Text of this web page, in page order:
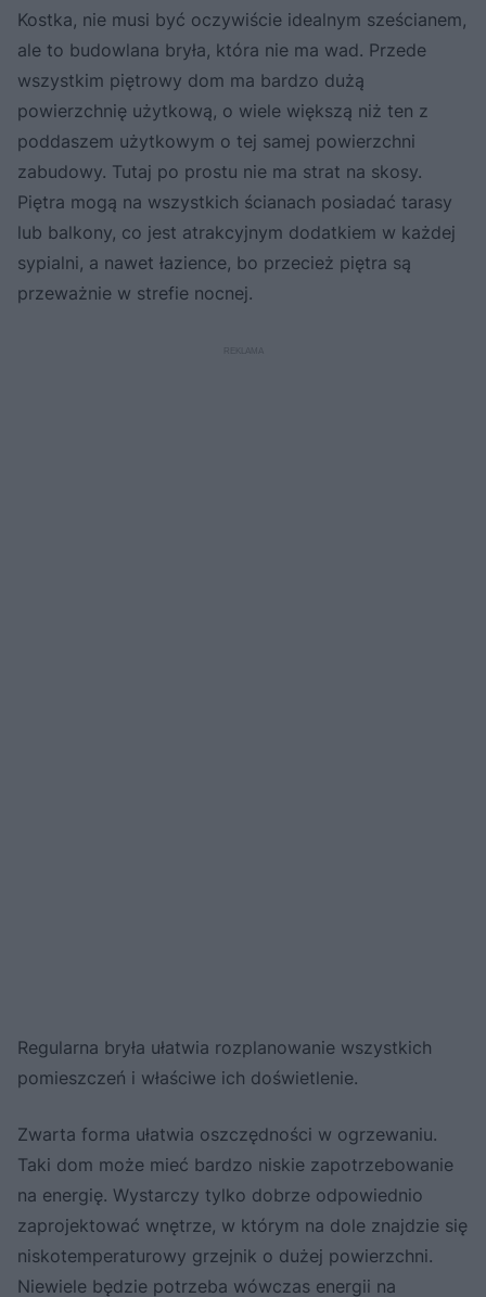
Kostka, nie musi być oczywiście idealnym sześcianem,
ale to budowlana bryła, która nie ma wad. Przede
wszystkim piętrowy dom ma bardzo dużą
powierzchnię użytkową, o wiele większą niż ten z
poddaszem użytkowym o tej samej powierzchni
zabudowy. Tutaj po prostu nie ma strat na skosy.
Piętra mogą na wszystkich ścianach posiadać tarasy
lub balkony, co jest atrakcyjnym dodatkiem w każdej
sypialni, a nawet łazience, bo przecież piętra są
przeważnie w strefie nocnej.
Regularna bryła ułatwia rozplanowanie wszystkich
pomieszczeń i właściwe ich doświetlenie.
Zwarta forma ułatwia oszczędności w ogrzewaniu.
Taki dom może mieć bardzo niskie zapotrzebowanie
na energię. Wystarczy tylko dobrze odpowiednio
zaprojektować wnętrze, w którym na dole znajdzie się
niskotemperaturowy grzejnik o dużej powierzchni.
Niewiele będzie potrzeba wówczas energii na